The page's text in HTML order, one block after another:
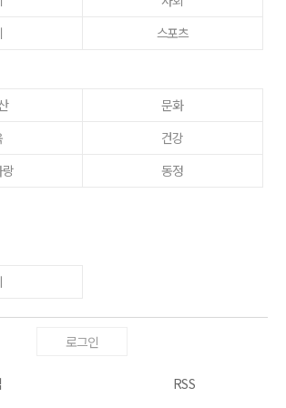
스포츠
문화
건강
동정
로그인
RSS